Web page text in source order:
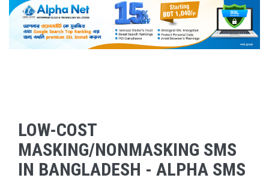
LOW-COST
MASKING/NONMASKING SMS
IN BANGLADESH - ALPHA SMS